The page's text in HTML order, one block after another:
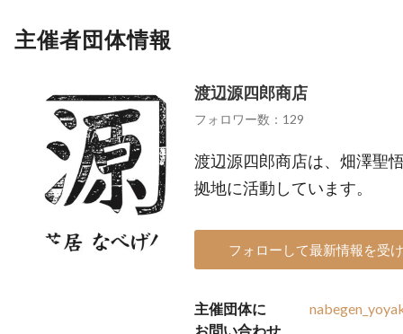
主催者団体情報
渡辺源四郎商店
フォロワー数：129
渡辺源四郎商店は、畑澤聖
拠地に活動しています。
フォローして最新情報を受
主催団体に
お問い合わせ